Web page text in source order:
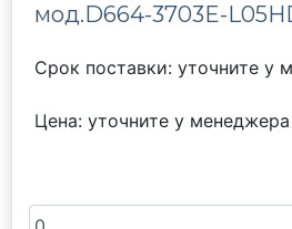
мод.D664-3703E-
Срок поставки: уточните у
Цена: уточните у менеджера